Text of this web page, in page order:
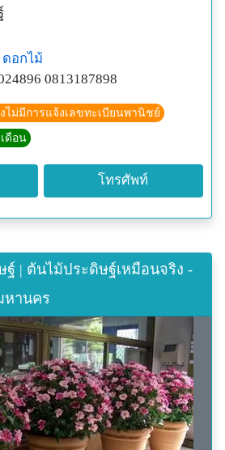
ดอกไม้
0813187898
ไม่มีการแจ้งเลขทะเบียนพานิชย์
ดือน
โทรศัพท์
ฐ์ | ต้นไม้ประดิษฐ์เหมือนจริง -
หานคร